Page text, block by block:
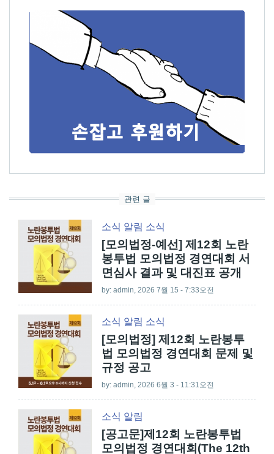
관련 글
소식 알림 소식
[모의법정-예선] 제12회 노란
봉투법 모의법정 경연대회 서
면심사 결과 및 대진표 공개
by: admin, 2026 7월 15 - 7:33오전
소식 알림 소식
[모의법정] 제12회 노란봉투
법 모의법정 경연대회 문제 및
규정 공고
by: admin, 2026 6월 3 - 11:31오전
소식 알림
[공고문]제12회 노란봉투법
모의법정 경연대회(The 12th